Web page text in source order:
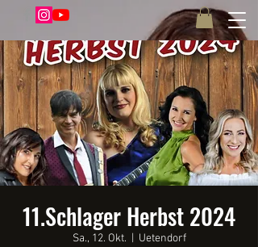
11.Schlager Herbst 2024
Sa., 12. Okt.
  |
Uetendorf